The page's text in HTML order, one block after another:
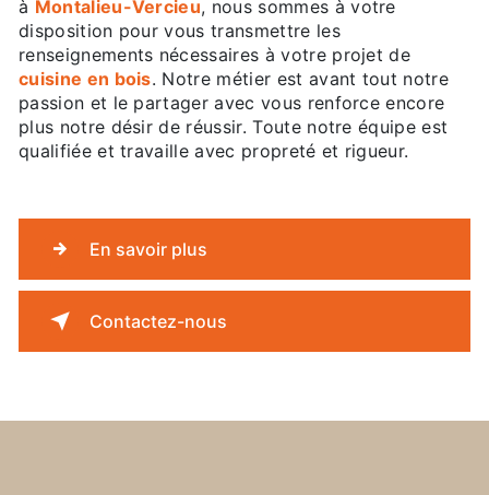
à Montalieu-Vercieu, nous sommes à votre
disposition pour vous transmettre les
renseignements nécessaires à votre projet de
cuisine en bois. Notre métier est avant tout notre
passion et le partager avec vous renforce encore
plus notre désir de réussir. Toute notre équipe est
qualifiée et travaille avec propreté et rigueur.
En savoir plus
Contactez-nous